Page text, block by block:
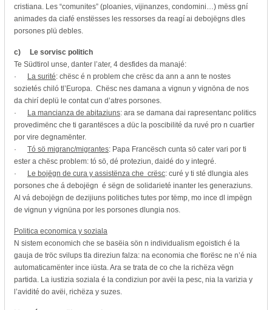
cristiana. Les “comunites” (ploanies, vijinanzes, condomini…) mëss gní
animades da ciafé enstësses les ressorses da reagí ai debojëgns dles
porsones plü debles.
c)
Le sorvisc politich
Te Südtirol unse, danter l’ater, 4 desfides da manajé:
·
La surité: chësc é n problem che crësc da ann a ann te nostes
sozietés chiló tl’Europa. Chësc nes damana a vignun y vignöna de nos
da chirí deplü le contat cun d’atres porsones.
·
La mancianza de abitaziuns: ara se damana dai rapresentanc politics
provedimënc che ti garantësces a düc la poscibilité da ruvé pro n cuartier
por vire degnamënter.
· Tó sö migranc/migrantes: Papa Francësch cunta sö cater vari por ti
ester a chësc problem: tó sö, dé proteziun, daidé do y integré.
·
Le bojëgn de cura y assistënza che crësc: curé y ti sté dlungia ales
porsones che á debojëgn é sëgn de solidarieté inanter les generaziuns.
Al vá debojëgn de dezijiuns politiches tutes por tëmp, mo ince dl impëgn
de vignun y vignüna por les porsones dlungia nos.
Politica economica y soziala
N sistem economich che se basëia sön n individualism egoistich é la
gauja de tröc svilups tla direziun falza: na economia che florësc ne n’é nia
automaticamënter ince iüsta. Ara se trata de co che la richëza vëgn
partida. La iustizia soziala é la condiziun por avëi la pesc, nia la varizia y
l’avidité do avëi, richëza y suzes.